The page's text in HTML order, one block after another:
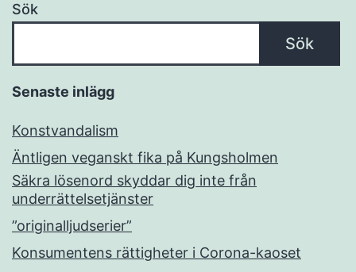
Sök
Sök
Senaste inlägg
Konstvandalism
Äntligen veganskt fika på Kungsholmen
Säkra lösenord skyddar dig inte från
underrättelsetjänster
”originalljudserier”
Konsumentens rättigheter i Corona-kaoset